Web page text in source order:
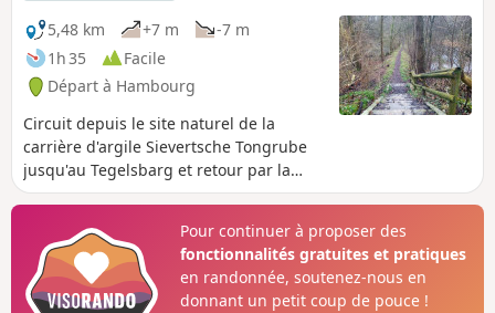
5,48 km
+7 m
-7 m
1h 35
Facile
Départ à Hambourg
Circuit depuis le site naturel de la
carrière d'argile Sievertsche Tongrube
jusqu'au Tegelsbarg et retour par la
Susebek.
Pour continuer à proposer des
fonctionnalités gratuites et pratiques
en randonnée, soutenez-nous en
donnant un petit coup de pouce !